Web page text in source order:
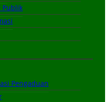
Publik
Pengaduan